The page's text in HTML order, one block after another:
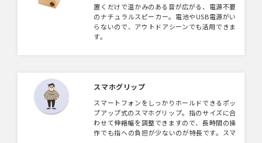
置くだけで温かみのある音が広がる、電源不要
のナチュラルスピーカー。電池やUSB電源がい
らないので、アウトドアシーンでも活用できま
す。
スマホグリップ
スマートフォンをしっかりホールドできるポッ
プアップ式のスマホグリップ。指のサイズに合
わせて伸縮幅を調整できますので、長時間の操
作でも指への負担が少ないのが特長です。スマ